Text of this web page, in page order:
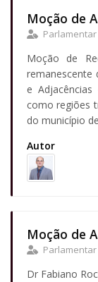
Moção de
Parlamentar
Moção de
remanescente
e
como regiões
do município
Autor
Moção de
Parlamentar
Dr Fabiano